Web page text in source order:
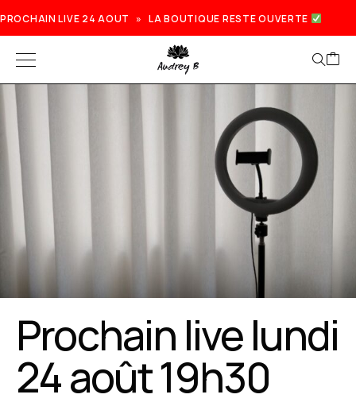
PROCHAIN LIVE 24 AOUT » LA BOUTIQUE RESTE OUVERTE
Prochain live lundi
24 août 19h30